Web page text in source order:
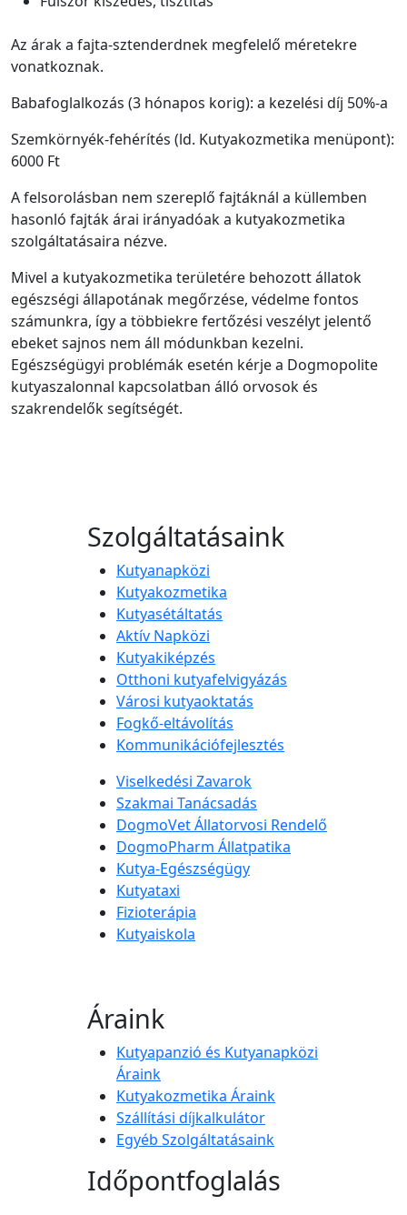
Az árak a fajta-sztenderdnek megfelelő méretekre
vonatkoznak.
Babafoglalkozás (3 hónapos korig): a kezelési díj 50%-a
Szemkörnyék-fehérítés (ld. Kutyakozmetika menüpont):
6000 Ft
A felsorolásban nem szereplő fajtáknál a küllemben
hasonló fajták árai irányadóak a kutyakozmetika
szolgáltatásaira nézve.
Mivel a kutyakozmetika területére behozott állatok
egészségi állapotának megőrzése, védelme fontos
számunkra, így a többiekre fertőzési veszélyt jelentő
ebeket sajnos nem áll módunkban kezelni.
Egészségügyi problémák esetén kérje a Dogmopolite
kutyaszalonnal kapcsolatban álló orvosok és
szakrendelők segítségét.
Szolgáltatásaink
Kutyanapközi
Kutyakozmetika
Kutyasétáltatás
Aktív Napközi
Kutyakiképzés
Otthoni kutyafelvigyázás
Városi kutyaoktatás
Fogkő-eltávolítás
Kommunikációfejlesztés
Viselkedési Zavarok
Szakmai Tanácsadás
DogmoVet Állatorvosi Rendelő
DogmoPharm Állatpatika
Kutya-Egészségügy
Kutyataxi
Fizioterápia
Kutyaiskola
Áraink
Kutyapanzió és Kutyanapközi
Áraink
Kutyakozmetika Áraink
Szállítási díjkalkulátor
Egyéb Szolgáltatásaink
Időpontfoglalás